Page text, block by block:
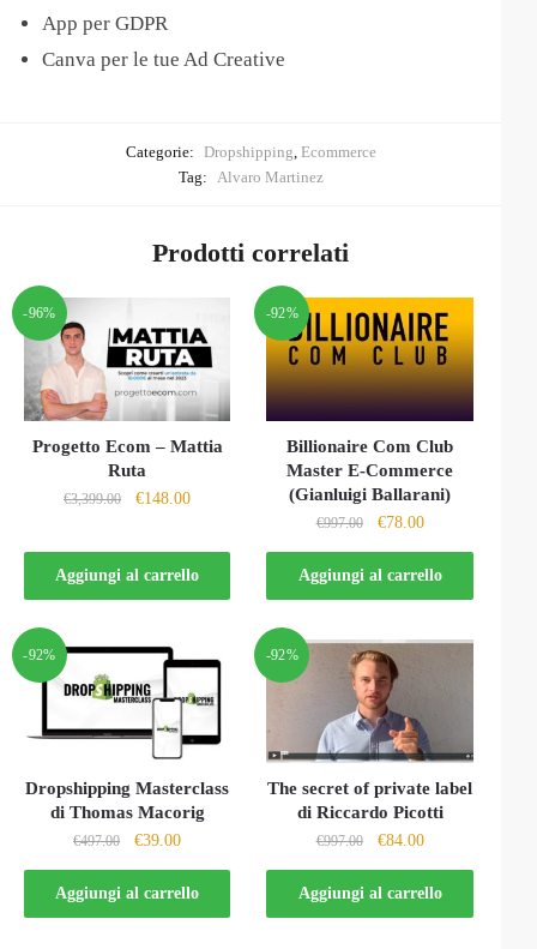
App per GDPR
Canva per le tue Ad Creative
Categorie: Dropshipping Ecommerce
Tag:
Alvaro Martinez
Prodotti correlati
-96%
Progetto Ecom – Mattia
Ruta
€3,399.00
Il
originale
era:
€3,399.00.
€148.00Il
attuale
è:
€148.00.
Aggiungi al carrello
-92%
Billionaire Com Club
Master E-Commerce
(Gianluigi Ballarani)
€997.00
Il
originale
era:
€78.00Il
attuale
è:
Aggiungi al carrello
-92%
Dropshipping Masterclass
di Thomas Macorig
€497.00
Il
originale
era:
€39.00Il
attuale
è:
Aggiungi al carrello
-92%
The secret of private label
di Riccardo Picotti
€997.00
Il
originale
era:
€84.00Il
attuale
è:
Aggiungi al carrello